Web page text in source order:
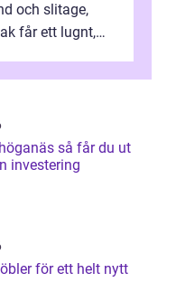
och slitage,
får ett lugnt,
så får du ut
investering
för ett helt nytt